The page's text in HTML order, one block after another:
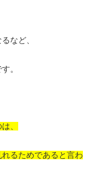
など、
。
、
るためであると言わ